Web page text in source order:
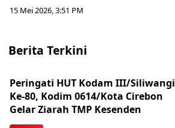
15 Mei 2026, 3:51 PM
Berita Terkini
Peringati HUT Kodam III/Siliwangi
Ke-80, Kodim 0614/Kota Cirebon
Gelar Ziarah TMP Kesenden